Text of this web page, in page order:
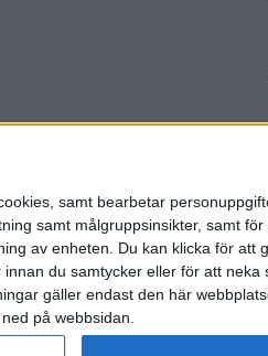
samt bearbetar
samt målgruppsinsikter, samt
av enheten. Du kan klicka för
du samtycker eller för att neka
gäller endast den här
på webbsidan.